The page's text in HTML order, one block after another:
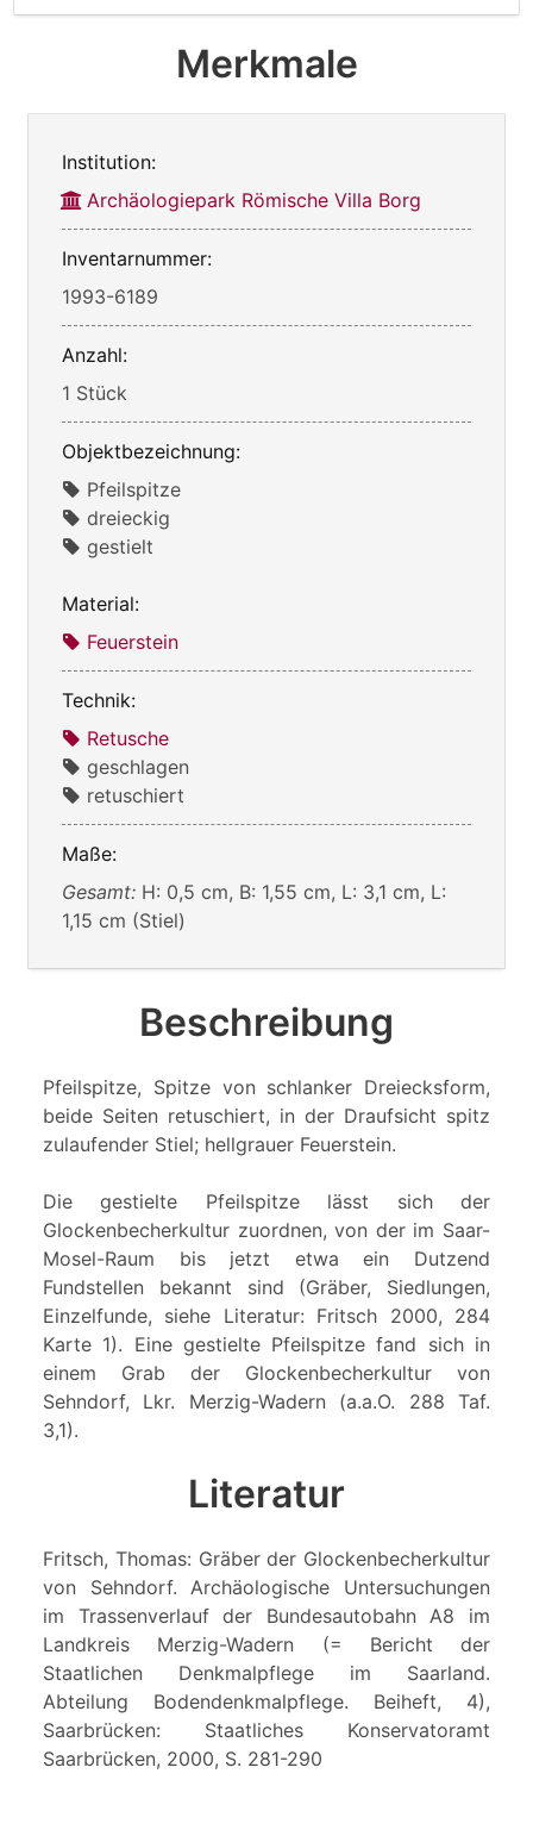
Merkmale
Institution:
Archäologiepark Römische Villa Borg
Inventarnummer:
1993-6189
Anzahl:
1 Stück
Objektbezeichnung:
Pfeilspitze
dreieckig
gestielt
Material:
Feuerstein
Technik:
Retusche
geschlagen
retuschiert
Maße:
Gesamt: H: 0,5 cm, B: 1,55 cm, L: 3,1 cm, L:
1,15 cm (Stiel)
Beschreibung
Pfeilspitze, Spitze von schlanker Dreiecksform,
beide Seiten retuschiert, in der Draufsicht spitz
zulaufender Stiel; hellgrauer Feuerstein.
Die gestielte Pfeilspitze lässt sich der
Glockenbecherkultur zuordnen, von der im Saar-
Mosel-Raum bis jetzt etwa ein Dutzend
Fundstellen bekannt sind (Gräber, Siedlungen,
Einzelfunde, siehe Literatur: Fritsch 2000, 284
Karte 1). Eine gestielte Pfeilspitze fand sich in
einem Grab der Glockenbecherkultur von
Sehndorf, Lkr. Merzig-Wadern (a.a.O. 288 Taf.
3,1).
Literatur
Fritsch, Thomas: Gräber der Glockenbecherkultur
von Sehndorf. Archäologische Untersuchungen
im Trassenverlauf der Bundesautobahn A8 im
Landkreis Merzig-Wadern (= Bericht der
Staatlichen Denkmalpflege im Saarland.
Abteilung Bodendenkmalpflege. Beiheft, 4),
Saarbrücken: Staatliches Konservatoramt
Saarbrücken, 2000, S. 281-290